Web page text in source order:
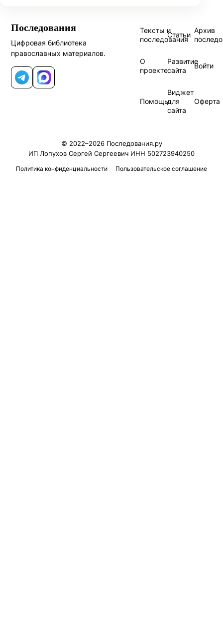
Последования
Цифровая библиотека
православных материалов.
Telegram
MAX
Тексты и
последования
Статьи
Архив
О
проекте
Развитие
сайта
Войти
Помощь
Виджет
для
сайта
Оферта
© 2022–2026 Последования.ру
ИП Лопухов Сергей Сергеевич ИНН 502723940250
Политика конфиденциальности Пользовательское соглашение